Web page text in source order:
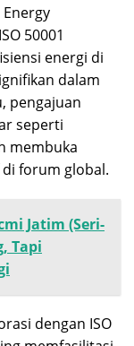
50001
energi di
dalam
pengajuan
seperti
membuka
forum global.
Jatim (Seri-
Tapi
dengan ISO